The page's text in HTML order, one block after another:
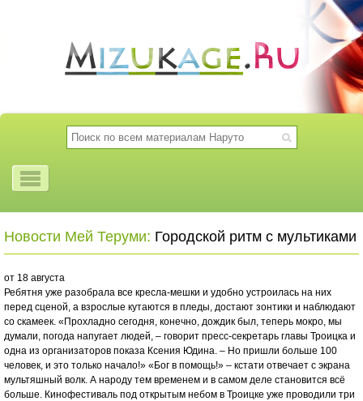
Новости Мей Теруми: Городской ритм с мультиками
от 18 августа
Ребятня уже разобрала все кресла-мешки и удобно устроилась на них
перед сценой, а взрослые кутаются в пледы, достают зонтики и наблюдают
со скамеек. «Прохладно сегодня, конечно, дождик был, теперь мокро, мы
думали, погода напугает людей, – говорит пресс-секретарь главы Троицка и
одна из организаторов показа Ксения Юдина. – Но пришли больше 100
человек, и это только начало!» «Бог в помощь!» – кстати отвечает с экрана
мультяшный волк. А народу тем временем и в самом деле становится всё
больше. Кинофестиваль под открытым небом в Троицке уже проводили три